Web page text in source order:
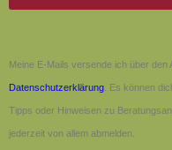
Meine E-Mails versende ich über
Datenschutzerklärung . Es können
Tipps oder Hinweisen zu
jederzeit von allem abmelden.